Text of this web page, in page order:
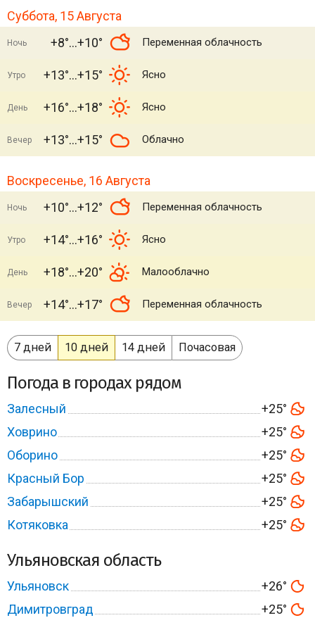
Суббота, 15 Августа
Ночь +8° +10° Переменная облачность
Утро +13° +15° Ясно
День +16° +18° Ясно
Вечер +13° +15° Облачно
Воскресенье, 16 Августа
Ночь +10° +12° Переменная облачность
Утро +14° +16° Ясно
День +18° +20° Малооблачно
Вечер +14° +17° Переменная облачность
7 дней 10 дней 14 дней Почасовая
Погода в городах рядом
Залесный
+25°
Ховрино
+25°
Оборино
+25°
Красный Бор
+25°
Забарышский
+25°
Котяковка
+25°
Ульяновская область
Ульяновск
+26°
Димитровград
+25°